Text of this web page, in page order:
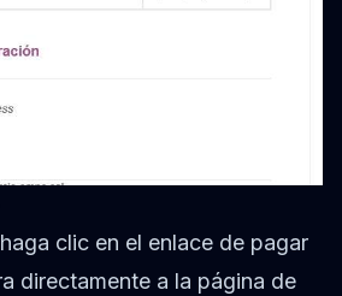
clic en el enlace de pagar
directamente a la página de